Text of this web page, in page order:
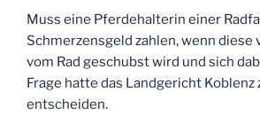
Muss eine Pferdehalterin einer
Schmerzensgeld zahlen, wenn diese
vom Rad geschubst wird und sich
Frage hatte das Landgericht Koblenz
entscheiden.